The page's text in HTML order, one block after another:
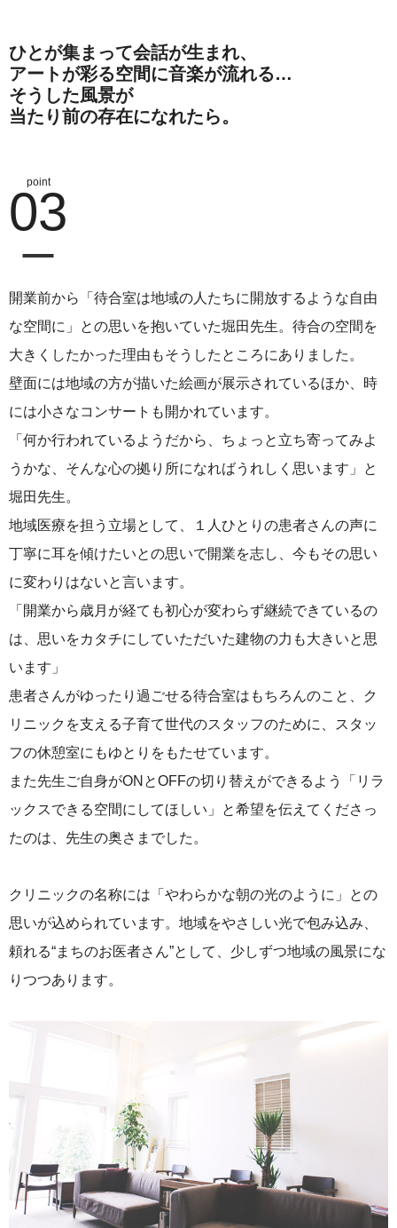
ひとが集まって会話が生まれ、
アートが彩る空間に音楽が流れる…
そうした風景が
当たり前の存在になれたら。
03
開業前から「待合室は地域の人たちに開放するような自由
な空間に」との思いを抱いていた堀田先生。待合の空間を
大きくしたかった理由もそうしたところにありました。
壁面には地域の方が描いた絵画が展示されているほか、時
には小さなコンサートも開かれています。
「何か行われているようだから、ちょっと立ち寄ってみよ
うかな、そんな心の拠り所になればうれしく思います」と
堀田先生。
地域医療を担う立場として、１人ひとりの患者さんの声に
丁寧に耳を傾けたいとの思いで開業を志し、今もその思い
に変わりはないと言います。
「開業から歳月が経ても初心が変わらず継続できているの
は、思いをカタチにしていただいた建物の力も大きいと思
います」
患者さんがゆったり過ごせる待合室はもちろんのこと、ク
リニックを支える子育て世代のスタッフのために、スタッ
フの休憩室にもゆとりをもたせています。
また先生ご自身がONとOFFの切り替えができるよう「リラ
ックスできる空間にしてほしい」と希望を伝えてくださっ
たのは、先生の奥さまでした。
クリニックの名称には「やわらかな朝の光のように」との
思いが込められています。地域をやさしい光で包み込み、
頼れる“まちのお医者さん”として、少しずつ地域の風景にな
りつつあります。